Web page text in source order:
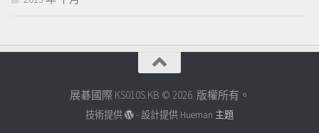
展碁國際 KS010S KB © 2026. 版權所有。
技術提供 - 設計提供 Hueman 主題